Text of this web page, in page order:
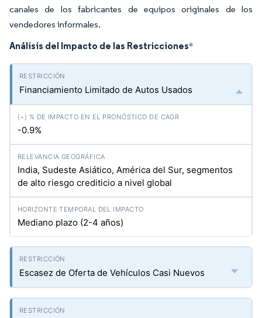
canales de los fabricantes de equipos originales de los
vendedores informales.
Análisis del Impacto de las Restricciones*
Financiamiento Limitado de Autos Usados
-0.9%
India, Sudeste Asiático, América del Sur, segmentos
de alto riesgo crediticio a nivel global
Mediano plazo (2-4 años)
Escasez de Oferta de Vehículos Casi Nuevos